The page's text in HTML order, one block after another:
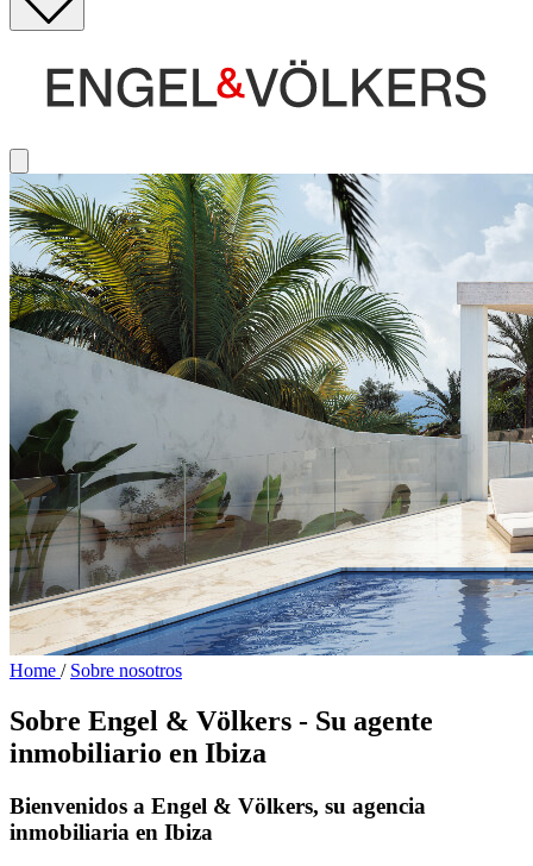
Home / Sobre nosotros
Sobre Engel & Völkers - Su agente
inmobiliario en Ibiza
Bienvenidos a Engel & Völkers, su agencia
inmobiliaria en Ibiza